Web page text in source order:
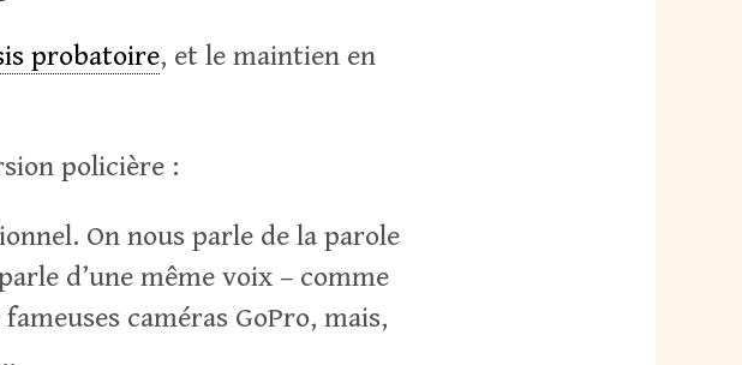
probatoire, et le maintien en
policière :
On nous parle de la parole
d’une même voix – comme
caméras GoPro, mais,